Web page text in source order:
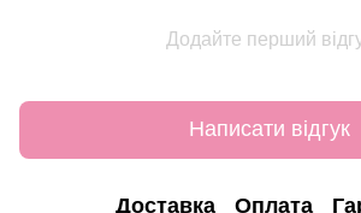
Додайте перший
Написати відгук
Доставка Оплата